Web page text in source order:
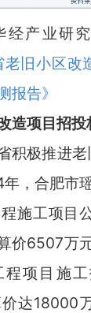
经产业研
旧小区改
报告》
造项目招投
积极推进
，合肥市
施工项目
价6507万
程项目施
达18000